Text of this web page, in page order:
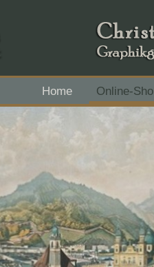
Home
Online-
- Flachgau Mitte - IBAN